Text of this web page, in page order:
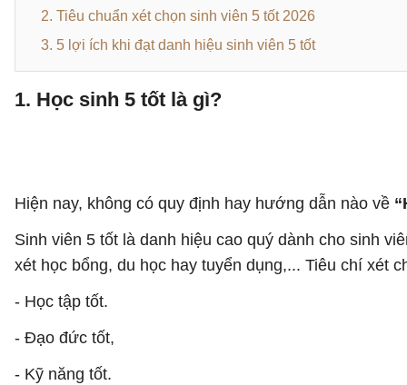
2. Tiêu chuẩn xét chọn sinh viên 5 tốt 2026
3. 5 lợi ích khi đạt danh hiệu sinh viên 5 tốt
1. Học sinh 5 tốt là gì?
Hiện nay, không có quy định hay hướng dẫn nào về
Sinh viên 5 tốt là danh hiệu cao quý dành cho sinh
xét học bổng, du học hay tuyển dụng,... Tiêu chí xét
- Học tập tốt.
- Đạo đức tốt,
- Kỹ năng tốt.